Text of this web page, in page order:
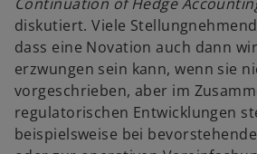
diskutiert. Viele
dass eine Novation auch dann
erzwungen sein kann, wenn sie
vorgeschrieben, aber im
regulatorischen Entwicklungen
beispielsweise bei